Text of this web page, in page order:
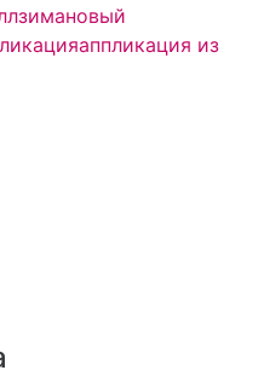
зимановый
аппликация из